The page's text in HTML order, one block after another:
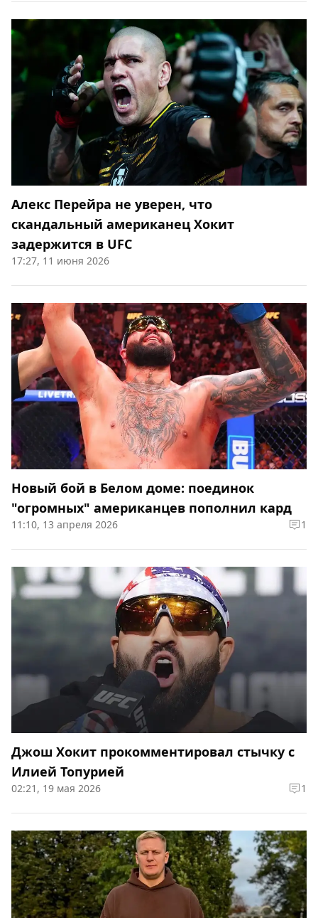
Алекс Перейра не уверен, что
скандальный американец Хокит
задержится в UFC
17:27, 11 июня 2026
Новый бой в Белом доме: поединок
"огромных" американцев пополнил кард
11:10, 13 апреля 2026 1
Джош Хокит прокомментировал стычку с
Илией Топурией
02:21, 19 мая 2026 1